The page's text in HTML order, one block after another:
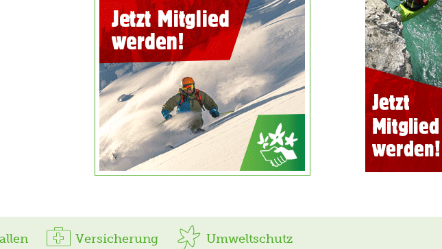
Versicherung Umweltschutz